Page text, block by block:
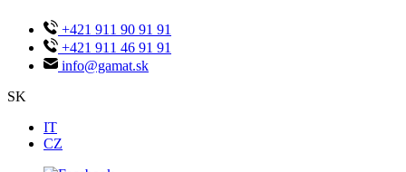
+421 911 90 91 91
+421 911 46 91 91
info@gamat.sk
SK
IT
CZ